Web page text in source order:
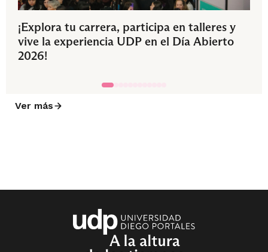
¡Explora tu carrera, participa en talleres y
vive la experiencia UDP en el Día Abierto
2026!
Ver más